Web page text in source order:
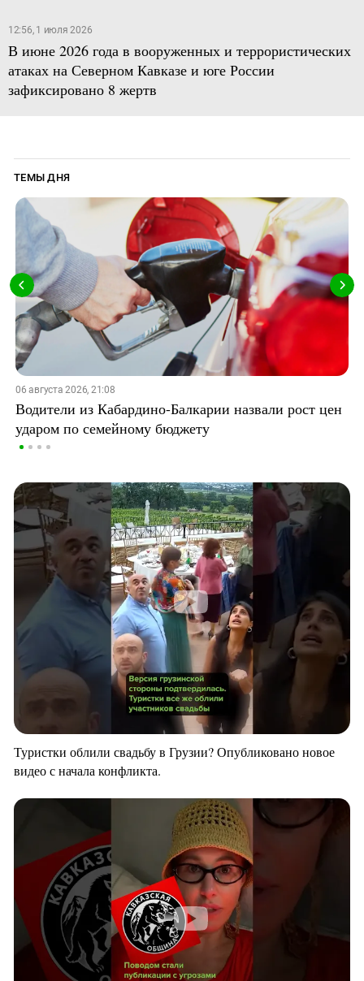
12:56, 1 июля 2026
В июне 2026 года в вооруженных и террористических
атаках на Северном Кавказе и юге России
зафиксировано 8 жертв
ТЕМЫ ДНЯ
06 августа 2026, 21:08
Водители из Кабардино-Балкарии назвали рост цен
ударом по семейному бюджету
Туристки облили свадьбу в Грузии? Опубликовано новое
видео с начала конфликта.